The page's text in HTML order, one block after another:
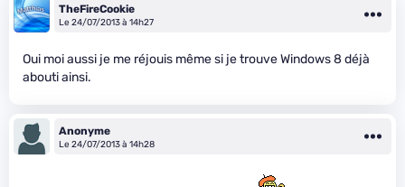
TheFireCookie
Le 24/07/2013 à 14h27
Oui moi aussi je me réjouis même si je trouve Windows 8 déjà
abouti ainsi.
Anonyme
Le 24/07/2013 à 14h28